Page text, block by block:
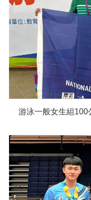
游泳一般女生組100